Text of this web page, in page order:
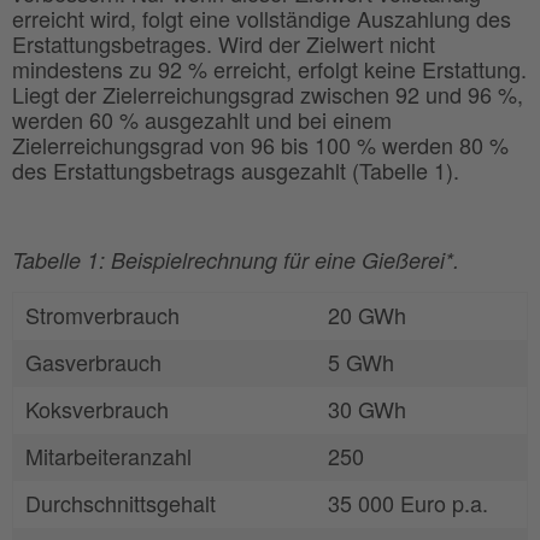
erreicht wird, folgt eine vollständige Auszahlung des
Erstattungsbetrages. Wird der Zielwert nicht
mindestens zu 92 % erreicht, erfolgt keine Erstattung.
Liegt der Zielerreichungsgrad zwischen 92 und 96 %,
werden 60 % ausgezahlt und bei einem
Zielerreichungsgrad von 96 bis 100 % werden 80 %
des Erstattungsbetrags ausgezahlt (Tabelle 1).
Tabelle 1: Beispielrechnung für eine Gießerei*.
Stromverbrauch
20 GWh
Gasverbrauch
5 GWh
Koksverbrauch
30 GWh
Mitarbeiteranzahl
250
Durchschnittsgehalt
35 000 Euro p.a.